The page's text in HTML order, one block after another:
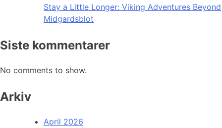
Stay a Little Longer: Viking Adventures Beyond
Midgardsblot
Siste kommentarer
No comments to show.
Arkiv
April 2026